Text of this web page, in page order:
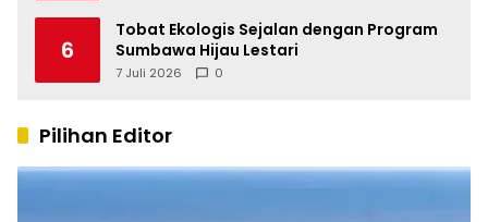
6
Tobat Ekologis Sejalan dengan Program
Sumbawa Hijau Lestari
7 Juli 2026 0
Pilihan Editor